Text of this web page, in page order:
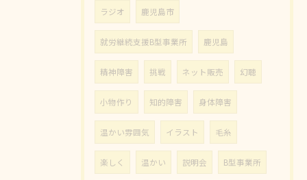
ラジオ 鹿児島市
就労継続支援B型事業所 鹿児島
精神障害 挑戦 ネット販売 幻聴
小物作り 知的障害 身体障害
温かい雰囲気 イラスト 毛糸
楽しく 温かい 説明会 B型事業所